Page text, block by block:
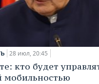
28 июл, 20:45
кто будет
мобильностью